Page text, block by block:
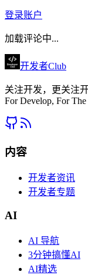
登录账户
加载评论中...
开发者Club
关注开发，更关注开
For Develop, For
内容
开发者资讯
开发者专题
AI
AI 导航
3分钟搞懂AI
AI精选